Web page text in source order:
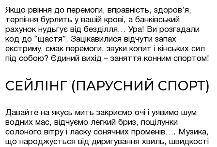
Якщо рвіння до перемоги, вправність, здоров’я,
терпіння бурлить у вашій крові, а банківський
рахунок нудьгує від безділля… Ура! Ви розгадали
код до “щастя”. Зацікавилися відчути запах
екстриму, смак перемоги, звуки копит і кінських сил
під собою? Єдиний вихід – заняття конним спортом!
СЕЙЛІНГ (ПАРУСНИЙ СПОРТ)
Давайте на якусь мить закриємо очі і уявимо шум
водних мас, відчуємо легкий бриз, поцілунки
солоного вітру і ласку сонячних променів…. Музика,
що народжується від диригування хвиль, швидкості